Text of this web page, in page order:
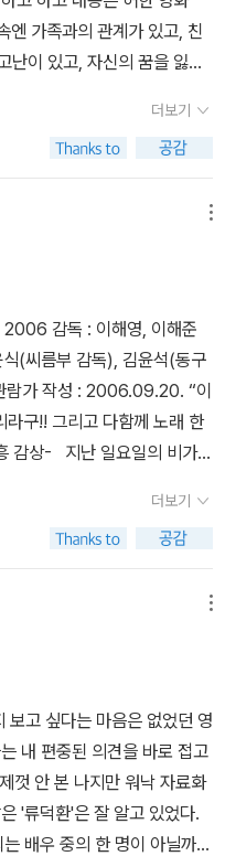
목을 받아 왔지만그래도 연
워하고, 연출과 시나리오작
만들어냈다.'딱 그만큼'을 외
지다!
날아간다. 사장을 때려서 고
합의금을 지불해야 했다. 엄
가서 서울에서 혼자 살고 있
다. 그 와중에도 '사랑'을 키
게 기사회생의 길을 열어준
아본 씨름부 감독님(백윤
짝 친구 등등은 이 작품에서 제
진지한 메시지를 전달할 수도
가 더 진지하게 씨름에 집중
최고참 선배가 기어이 라이
는 아버지의 몸부림, 그런 아
는 엄마, 그리고 무엇보다도
고 약속한 엄마.사실 우리 사
도, 이토록 자연스럽게, 또
되었는 지는 알 수가 없다. 클
와, 그런 동구를 박수를 치며
혔을 뿐이다. 그렇지만, 그들
약속이 여전히 지켜지고 있
그 정도라면 우리는 그들의
을까.얼마 전 내게 온 문자 하
다면 꼭 보길 바래. 정말 보
의한다.
엔 가족과의 관계가 있고, 친
난이 있고, 자신의 꿈을 잃지
이다! ^ 0^ <천하장사 마돈
내용 또한 평범치 않다.이
진 뚱보소년이지만 그의 꿈
구는 장학금 500만원이 걸린
하장사가 되려는 뚱보 소년,
해 가장 남성적인 스포츠 중
니한 상황은 이야기를 진행
준다.그러나 그 상황에 웃을
스런 소재를 다루고 있지만
.자칫하면 관객에게 혐오감
력있게 동구의 꿈을 이야기
동구를 보면 알 수 있지 않
그런 자신을 사랑하는 동구
대하는 동구의 아버지와 대
울면서 이야기하던 동구 어
꿈을 꾸고 있는가. 자신을 사
복한 사람은 자신을 사랑하
이 들었다.더불어. 안전한 소
하는게 아니라 비대칭적인 소
힘을 구현해 보고 싶었다는
것 같다. 그런 연유로 나는,
하지 않는다! 무엇보다 이 영
기는지 웃느라고 배가 아플
더보기
감독 : 이해영, 이해준
(씨름부 감독), 김윤석(동구
람가 작성 : 2006.09.20. “이
구!! 그리고 다함께 노래 한
감상- 지난 일요일의 비가
가져볼 수 있었습니다. 그것
감상 약속을 친구가 또 보
음 기대했던 것과는 달리 편
. 그럼 여자가 되고 싶다 말하
볼까요? 작품은 어떤 음악
어린 소년의 모습으로 그 시
른 어느 날 새벽의 부둣가.
업을 하며 땀을 흘리고 있습
위해 돈을 모으고 있었던 것
모아오던 돈을 아버지의 싸
고, 소년은 웃는 얼굴로 꿈에
느 날 계속해서 장례희망을
더보기
보고 싶다는 마음은 없었던 영
내 편중된 의견을 바로 접고
껏 안 본 나지만 워낙 자료화
'류덕환'은 잘 알고 있었다.
배우 중의 한 명이 아닐까